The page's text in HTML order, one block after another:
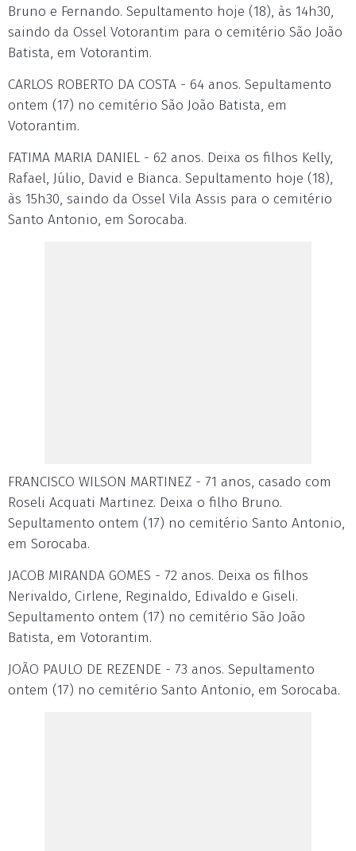
Bruno e Fernando. Sepultamento hoje (18), às 14h30,
saindo da Ossel Votorantim para o cemitério São João
Batista, em Votorantim.
CARLOS ROBERTO DA COSTA - 64 anos. Sepultamento
ontem (17) no cemitério São João Batista, em
Votorantim.
FATIMA MARIA DANIEL - 62 anos. Deixa os filhos Kelly,
Rafael, Júlio, David e Bianca. Sepultamento hoje (18),
às 15h30, saindo da Ossel Vila Assis para o cemitério
Santo Antonio, em Sorocaba.
FRANCISCO WILSON MARTINEZ - 71 anos, casado com
Roseli Acquati Martinez. Deixa o filho Bruno.
Sepultamento ontem (17) no cemitério Santo Antonio,
em Sorocaba.
JACOB MIRANDA GOMES - 72 anos. Deixa os filhos
Nerivaldo, Cirlene, Reginaldo, Edivaldo e Giseli.
Sepultamento ontem (17) no cemitério São João
Batista, em Votorantim.
JOÃO PAULO DE REZENDE - 73 anos. Sepultamento
ontem (17) no cemitério Santo Antonio, em Sorocaba.